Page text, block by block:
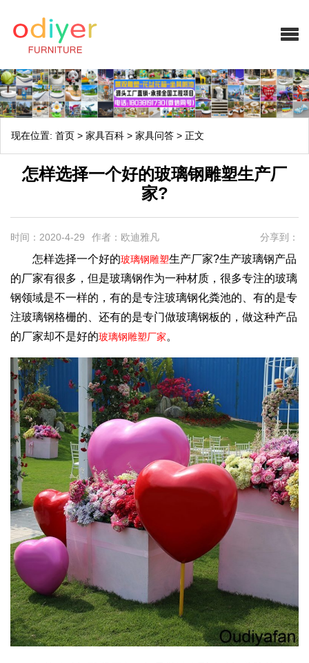
现在位置: 首页 > 家具百科 > 家具问答 > 正文
怎样选择一个好的玻璃钢雕塑生产厂
家?
时间：2020-4-29 作者：欧迪雅凡 分享到：
怎样选择一个好的玻璃钢雕塑生产厂家?生产玻璃钢产品
的厂家有很多，但是玻璃钢作为一种材质，很多专注的玻璃
钢领域是不一样的，有的是专注玻璃钢化粪池的、有的是专
注玻璃钢格栅的、还有的是专门做玻璃钢板的，做这种产品
的厂家却不是好的玻璃钢雕塑厂家。